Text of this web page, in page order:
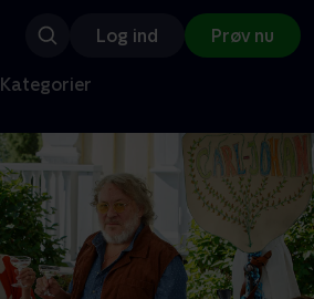
Log ind Prøv nu
Kategorier